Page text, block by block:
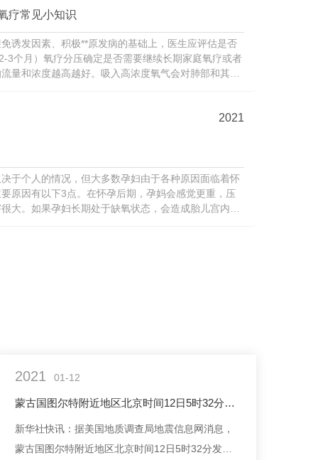
疗常见小知识
诱发因素、积极**原发病的基础上，医生应评估是否
3个月）氧疗分压确定是否需要继续长期家庭氧疗或者
量和浓度越高越好。吸入高浓度氧气会对肺部和其他
2021
于个人的情况，但大多数孕妇由于各种原因面临着怀
原因有以下3点。在怀孕后期，孕妈会感觉更重，压
大。如果孕妇长期处于缺氧状态，会造成胎儿宫内发
2021 01-12
蒙古国图尔特附近地区北京时间12日5时32分发生6.8级地震
新华社快讯：据美国地质调查局地震信息网消息，
蒙古国图尔特附近地区北京时间12日5时32分发生